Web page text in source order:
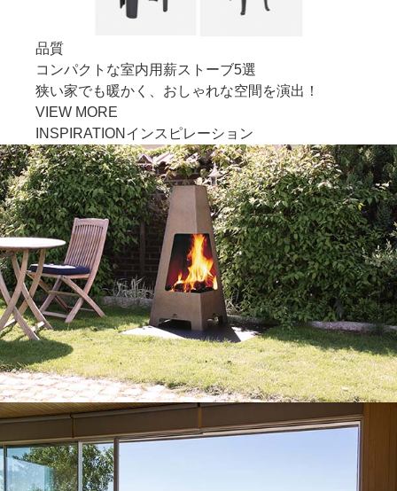
品質
コンパクトな室内用薪ストーブ5選
狭い家でも暖かく、おしゃれな空間を演出！
VIEW MORE
INSPIRATION インスピレーション